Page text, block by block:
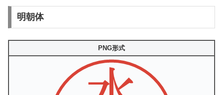
明朝体
PNG形式